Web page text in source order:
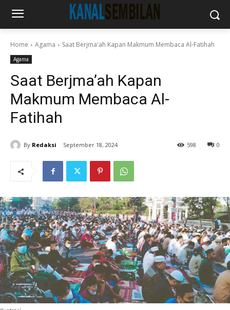
Home Agama Saat Berjma'ah Kapan Makmum Membaca Al-Fatihah
Agama
Saat Berjma’ah Kapan
Makmum Membaca Al-
Fatihah
By Redaksi September 18, 2024 0
598